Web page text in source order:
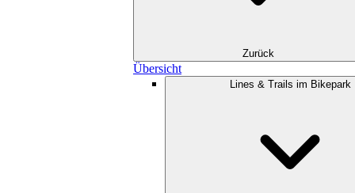
Zurück
Übersicht
Lines & Trails im Bikepark